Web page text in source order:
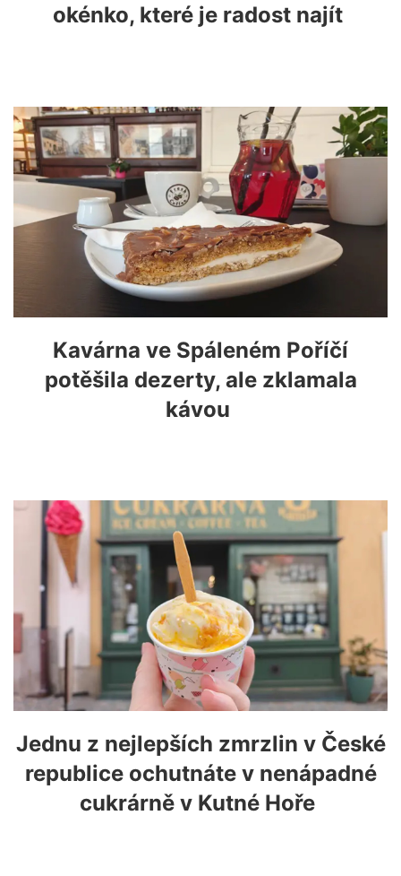
okénko, které je radost najít
Kavárna ve Spáleném Poříčí
potěšila dezerty, ale zklamala
kávou
Jednu z nejlepších zmrzlin v České
republice ochutnáte v nenápadné
cukrárně v Kutné Hoře